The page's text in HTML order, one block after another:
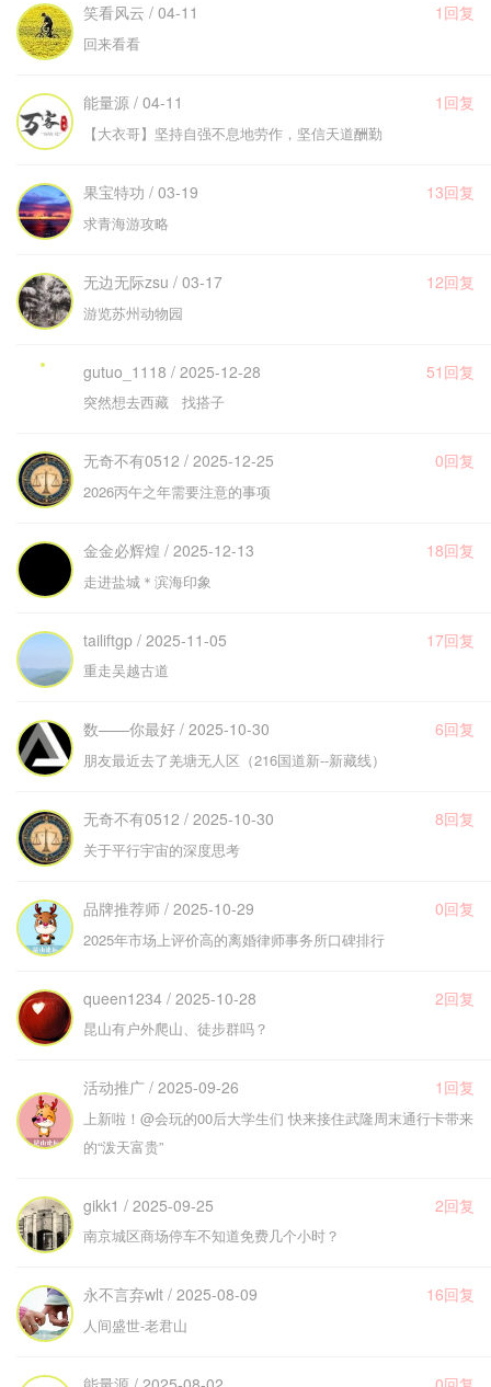
笑看风云 / 04-11 1回复
回来看看
能量源 / 04-11 1回复
【大衣哥】坚持自强不息地劳作，坚信天道酬勤
果宝特功 / 03-19 13回复
求青海游攻略
无边无际zsu / 03-17 12回复
游览苏州动物园
gutuo_1118 / 2025-12-28 51回复
突然想去西藏 找搭子
无奇不有0512 / 2025-12-25 0回复
2026丙午之年需要注意的事项
金金必辉煌 / 2025-12-13 18回复
走进盐城＊滨海印象
tailiftgp / 2025-11-05 17回复
重走吴越古道
数——你最好 / 2025-10-30 6回复
朋友最近去了羌塘无人区（216国道新--新藏线）
无奇不有0512 / 2025-10-30 8回复
关于平行宇宙的深度思考
品牌推荐师 / 2025-10-29 0回复
2025年市场上评价高的离婚律师事务所口碑排行
queen1234 / 2025-10-28 2回复
昆山有户外爬山、徒步群吗？
活动推广 / 2025-09-26 1回复
上新啦！@会玩的00后大学生们 快来接住武隆周末通行卡带来
的“泼天富贵”
gikk1 / 2025-09-25 2回复
南京城区商场停车不知道免费几个小时？
永不言弃wlt / 2025-08-09 16回复
人间盛世-老君山